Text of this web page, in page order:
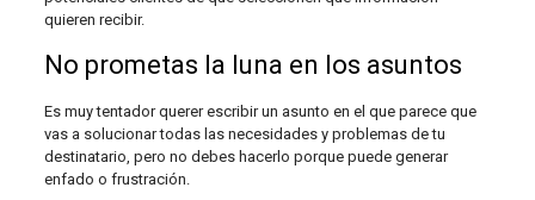
quieren recibir.
No prometas la luna en los asuntos
Es muy tentador querer escribir un asunto en el que parece que
vas a solucionar todas las necesidades y problemas de tu
destinatario, pero no debes hacerlo porque puede generar
enfado o frustración.